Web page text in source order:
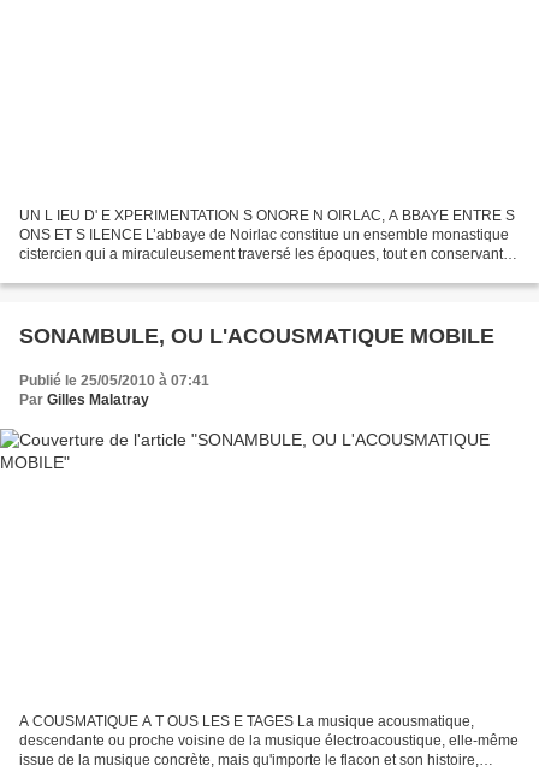
UN L IEU D' E XPERIMENTATION S ONORE N OIRLAC, A BBAYE ENTRE S
ONS ET S ILENCE L’abbaye de Noirlac constitue un ensemble monastique
cistercien qui a miraculeusement traversé les époques, tout en conservant
SONAMBULE, OU L'ACOUSMATIQUE MOBILE
Publié le 25/05/2010 à 07:41
Par Gilles Malatray
A COUSMATIQUE A T OUS LES E TAGES La musique acousmatique,
descendante ou proche voisine de la musique électroacoustique, elle-même
issue de la musique concrète, mais qu'importe le flacon et son histoire,